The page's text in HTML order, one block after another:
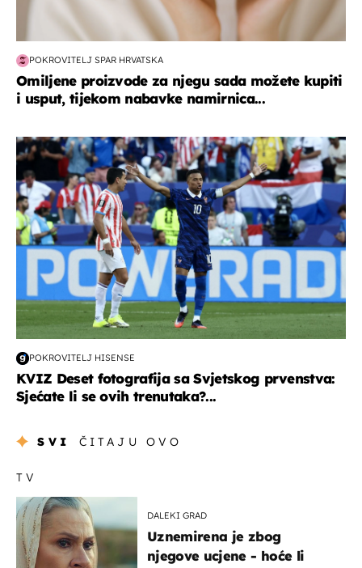
POKROVITELJ SPAR HRVATSKA
Omiljene proizvode za njegu sada možete kupiti
i usput, tijekom nabavke namirnica...
svjetsko prvenstvo 2026
POKROVITELJ HISENSE
KVIZ Deset fotografija sa Svjetskog prvenstva:
Sjećate li se ovih trenutaka?...
SVI ČITAJU OVO
TV
DALEKI GRAD
Uznemirena je zbog
njegove ucjene - hoće li